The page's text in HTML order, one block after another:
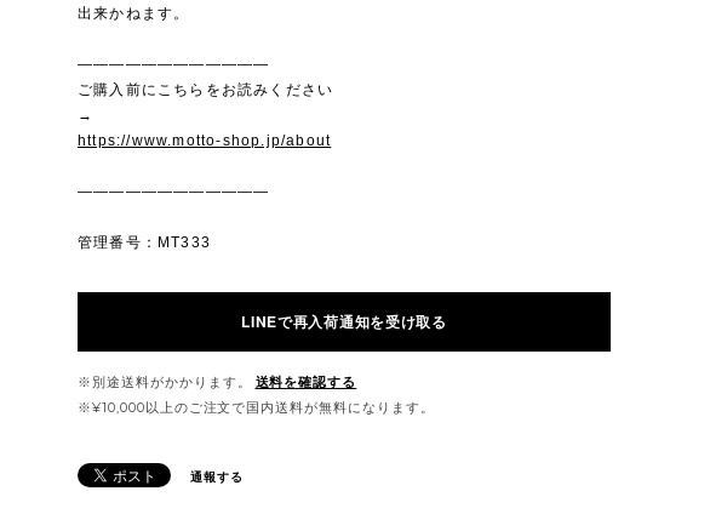
出来かねます。
————————————
ご購入前にこちらをお読みください
→
https://www.motto-shop.jp/about
————————————
管理番号：MT333
LINEで再入荷通知を受け取る
※別途送料がかかります。
送料を確認する
※¥10,000以上のご注文で国内送料が無料になります。
通報する